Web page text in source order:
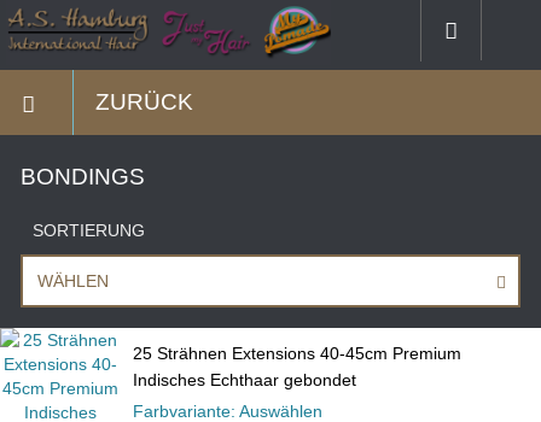
ZURÜCK
BONDINGS
SORTIERUNG
WÄHLEN
25 Strähnen Extensions 40-45cm Premium
Indisches Echthaar gebondet
Farbvariante: Auswählen